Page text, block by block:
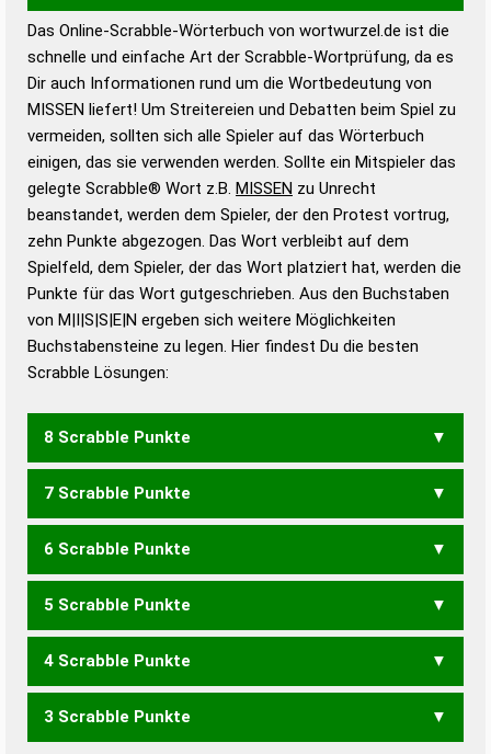
Wortwurzel liefert mit Hilfe eines semantischen
Wortanalyse-Algorithmus gute Anhaltspunkte zu
Wortbedeutung, Worttrennung und Wortform, um die
Gültigkeit eines Wortes für das Scrabble-Spiel zu
bestimmen!
zugelassene Turnier Scrabble-
Wörterbücher sind:
Duden – Standardwerk in 12 Bänden
Duden – Richtiges und gutes
Deutsch
Duden – Die deutsche Grammatik
Duden – Deutsches
Das Online-Scrabble-Wörterbuch von wortwurzel.de ist die
schnelle und einfache Art der Scrabble-Wortprüfung, da es
Dir auch Informationen rund um die Wortbedeutung von
MISSEN liefert! Um Streitereien und Debatten beim Spiel zu
vermeiden, sollten sich alle Spieler auf das Wörterbuch
einigen, das sie verwenden werden. Sollte ein Mitspieler das
gelegte Scrabble® Wort z.B. MISSEN zu Unrecht
beanstandet, werden dem Spieler, der den Protest vortrug,
zehn Punkte abgezogen. Das Wort verbleibt auf dem
Spielfeld, dem Spieler, der das Wort platziert hat, werden die
Punkte für das Wort gutgeschrieben. Aus den Buchstaben
von M|I|S|S|E|N ergeben sich weitere Möglichkeiten
Buchstabensteine zu legen. Hier findest Du die besten
Scrabble Lösungen:
8 Scrabble Punkte
SIMSEN
7 Scrabble Punkte
ISMEN MEINS MISEN
6 Scrabble Punkte
MEIN MENS MIES MINE
5 Scrabble Punkte
IMS SEM SMS NISSE
4 Scrabble Punkte
EINS EISS NIES SEIN
3 Scrabble Punkte